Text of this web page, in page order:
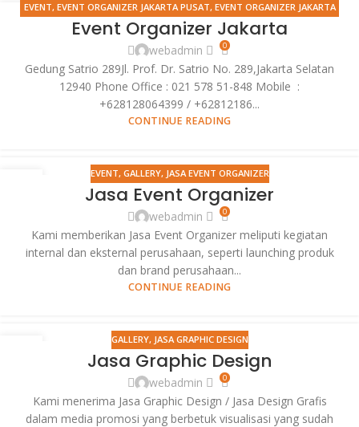
20
EVENT, EVENT ORGANIZER JAKARTA PUSAT, EVENT ORGANIZER JAKARTA
SELATAN,EVENT ORGANIZER JAKARTA TIMUR, EVENT ORGANIZER
EVENT SELLING PRODUCT,
JASA EVENT ORGANIZER
OPERATIONS
MANDIRI FORUM ATM 2012 MANDIRI IT APPS 2012
Event Organizer Jakarta
webadmin 0
Gedung Satrio 289Jl. Prof. Dr. Satrio No. 289,Jakarta Selatan
12940 Phone Office : 021 578 51-848 Mobile :
+628128064399 / +62812186...
CONTINUE READING
EVENT, GALLERY, JASA EVENT ORGANIZER
Jasa Event Organizer
webadmin 0
Kami memberikan Jasa Event Organizer meliputi kegiatan
internal dan eksternal perusahaan, seperti launching produk
dan brand perusahaan...
CONTINUE READING
GALLERY, JASA GRAPHIC DESIGN
Jasa Graphic Design
webadmin 0
Kami menerima Jasa Graphic Design / Jasa Design Grafis
dalam media promosi yang berbetuk visualisasi yang sudah